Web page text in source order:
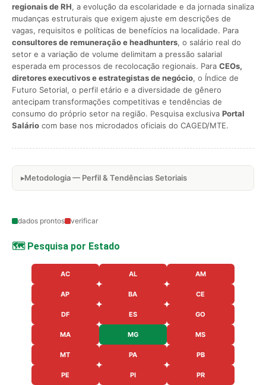
regionais de RH, a evolução da escolaridade e da jornada sinaliza
mudanças estruturais que exigem ajuste em descrições de
vagas, requisitos e políticas de benefícios na localidade. Para
consultores de remuneração e headhunters, o salário real do
setor e a variação de volume delimitam a pressão salarial
esperada em processos de recolocação regionais. Para CEOs,
diretores executivos e estrategistas de negócio, o Índice de
Futuro Setorial, o perfil etário e a diversidade de gênero
antecipam transformações competitivas e tendências de
consumo do próprio setor na região. Pesquisa exclusiva Portal
Salário com base nos microdados oficiais do CAGED/MTE.
Metodologia — Perfil & Tendências Setoriais
dados prontos verificar
🗺️ Pesquisa por Estado
AC AL AM
AP BA CE
DF ES GO
MA MG MS
MT PA PB
PE PI PR